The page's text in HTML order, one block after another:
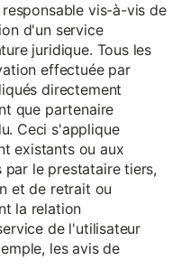
vis-à-vis de
d'un service
juridique. Tous les
effectuée par
directement
que partenaire
Ceci s'applique
existants ou aux
le prestataire tiers,
et de retrait ou
la relation
de l'utilisateur
les avis de